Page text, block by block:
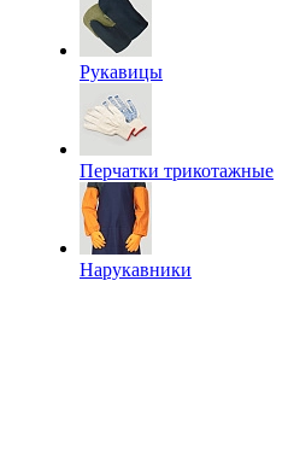
Рукавицы
Перчатки трикотажные
Нарукавники